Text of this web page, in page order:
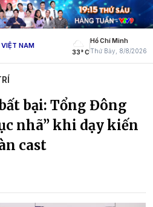
NAM
33° C
Hồ Chí Minh
Thứ Bảy, 8/8/2026
bại: Tổng Đông
nhã” khi dạy kiến
cast